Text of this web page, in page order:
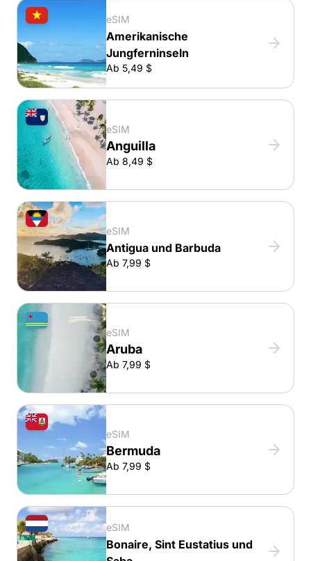
eSIM
Amerikanische
Jungferninseln
Ab 5,49 $
eSIM
Anguilla
Ab 8,49 $
eSIM
Antigua und Barbuda
Ab 7,99 $
eSIM
Aruba
Ab 7,99 $
eSIM
Bermuda
Ab 7,99 $
eSIM
Bonaire, Sint Eustatius und